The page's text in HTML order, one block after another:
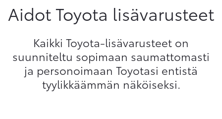
Aidot Toyota lisävarusteet
Kaikki Toyota-lisävarusteet on
suunniteltu sopimaan saumattomasti
ja personoimaan Toyotasi entistä
tyylikkäämmän näköiseksi.